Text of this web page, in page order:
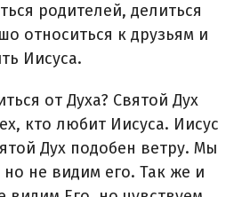
родителей, делиться
относиться к друзьям и
Иисуса.
от Духа? Святой Дух
кто любит Иисуса. Иисус
Дух подобен ветру. Мы
но не видим его. Так же и